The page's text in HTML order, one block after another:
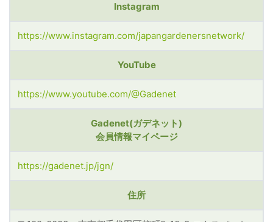
Instagram
https://www.instagram.com/japangardenersnetwork/
YouTube
https://www.youtube.com/@Gadenet
Gadenet(ガデネット)
会員情報マイページ
https://gadenet.jp/jgn/
住所